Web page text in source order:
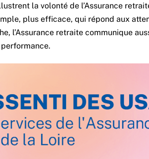
la volonté de l’Assurance
plus efficace, qui répond aux
l’Assurance retraite communique